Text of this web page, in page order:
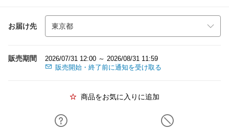
お届け先
販売期間
2026/07/31 12:00 ～ 2026/08/31 11:59
販売開始・終了前に通知を受け取る
商品をお気に入りに追加